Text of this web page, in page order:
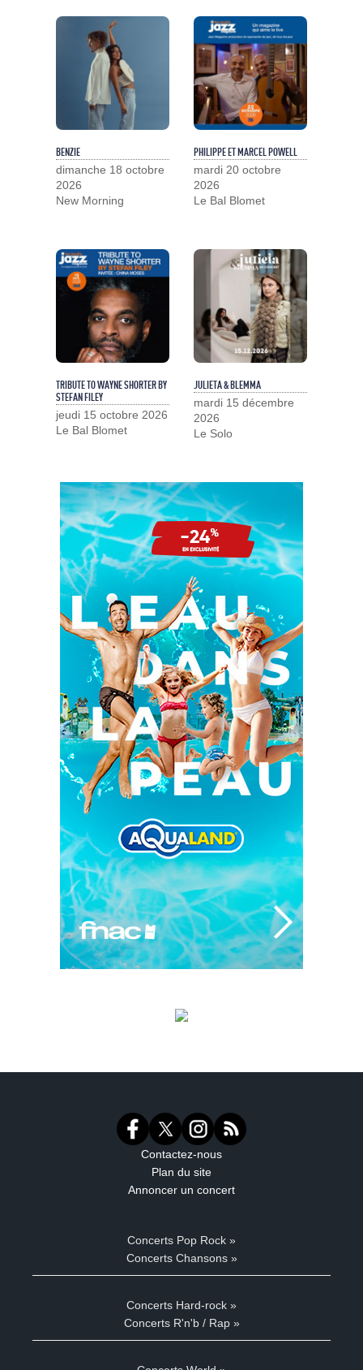
BENZIE
dimanche 18 octobre
2026
New Morning
PHILIPPE ET MARCEL POWELL
mardi 20 octobre
2026
Le Bal Blomet
TRIBUTE TO WAYNE SHORTER BY
STEFAN FILEY
jeudi 15 octobre 2026
Le Bal Blomet
JULIETA & BLEMMA
mardi 15 décembre
2026
Le Solo
Contactez-nous
Plan du site
Annoncer un concert
Concerts Pop Rock »
Concerts Chansons »
Concerts Hard-rock »
Concerts R'n'b / Rap »